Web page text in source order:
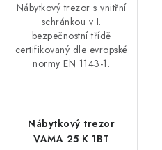
Nábytkový trezor s vnitřní
schránkou v I.
bezpečnostní třídě
certifikovaný dle evropské
normy EN 1143-1.
Nábytkový trezor
VAMA 25 K 1BT